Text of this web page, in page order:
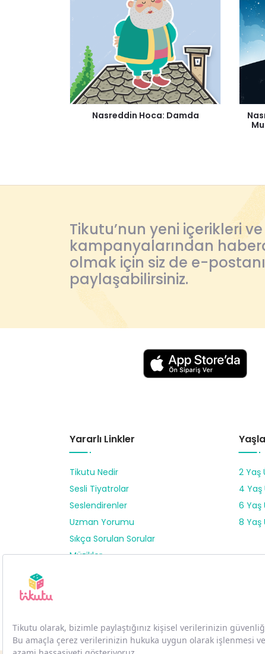
Nasreddin Hoca: Damda
Tikutu’nun yeni içerikleri ve
kampanyalarından
olmak için siz de e-
paylaşabilirsiniz.
Yararlı Linkler
Tikutu Nedir
Sesli Tiyatrolar
Seslendirenler
Uzman Yorumu
Sıkça Sorulan Sorular
Müzikler
2 Yaş
4 Yaş
6 Yaş
8 Yaş